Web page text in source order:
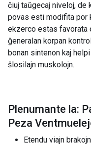
ĉiuj taŭgecaj niveloj, de
povas esti modifita por
ekzerco estas favorata
ĝeneralan korpan
bonan sintenon kaj
ŝlosilajn muskolojn.
Plenumante la:
Peza
Etendu viajn